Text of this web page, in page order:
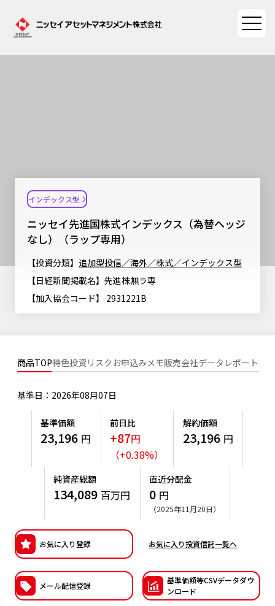
ファンド検索
ファンド比較
決算カレンダー
海外休日カレンダー
投資信託新商品のご案内
投資信託償還商品のご案内
有価証券届出書の効力の発生の有無について
こだわりのインデックスファンド 購入・換金手数料なしシ
確定拠出年金について
確定拠出年金での商品の選び方について
マーケット指数
マーケットレポート
大関 洋の「十字路」
ファンドレポート
資産形成ポータルTOP
資産形成サービス
Nダイレクト
Goal Navi
NAMシティ
投資の教室
サステナビリティ
サステナビリティTOP
サステナビリティ経営
SDGsとは？
ニッセイアセットの重要課題
サステナビリティへの取り組み
サステナビリティレポート
日本版スチュワードシップ・コードへの対応
ニッセイアセットについて
ニッセイアセットについてTOP
受賞歴
方針・その他開示情報
採用情報
公式キャラクターのご紹介
最新情報
ニッセイ先進国株式インデックス（為替ヘッジ
なし）（ラップ専用）
インデックス型
【投資分類】 追加型投信／海外／株式／インデックス型
【日経新聞掲載名】先進株無ラ専
【加入協会コード】 2931221B
商品TOP特色投資リスク お申込みメモ販売会社データ レポート
基準日：2026年08月07日
基準価額
23,196 円
前日比
+87円
（+0.38%）
解約価額
23,196 円
純資産総額
134,089 百万円
直近分配金
0 円
（2025年11月20日）
お気に入り登録 お気に入り投資信託一覧へ
メール配信登録
基準価額等CSVデータダウ
ンロード